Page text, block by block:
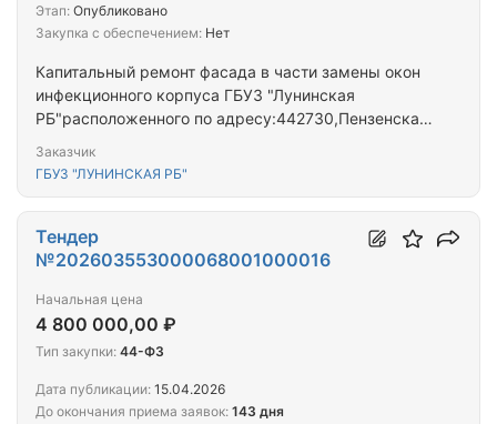
Капитальный ремонт фасада в части замены окон
инфекционного корпуса ГБУЗ "Лунинская
РБ"расположенного по адресу:442730,Пензенская
Заказчик
ГБУЗ "ЛУНИНСКАЯ РБ"
Этап: Опубликовано
Закупка с обеспечением: Нет
Тендер
№202603553000068001000016
Начальная цена
4 800 000,00 ₽
Тип закупки: 44-ФЗ
Дата публикации: 15.04.2026
До окончания приема заявок: 143 дня